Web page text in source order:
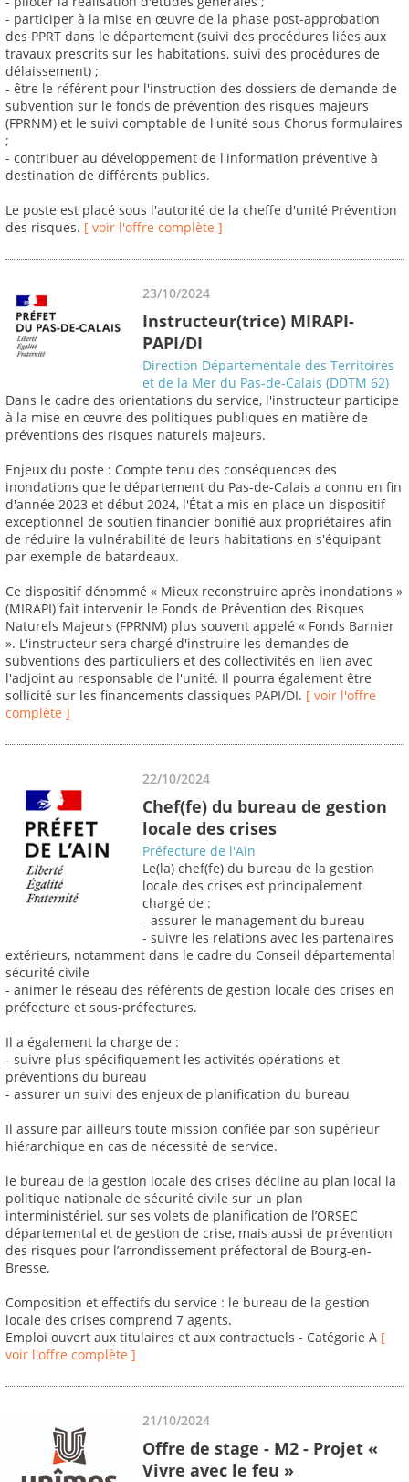
- participer à la mise en œuvre de la phase post-approbation
des PPRT dans le département (suivi des procédures liées aux
travaux prescrits sur les habitations, suivi des procédures de
délaissement) ;
- être le référent pour l'instruction des dossiers de demande de
subvention sur le fonds de prévention des risques majeurs
(FPRNM) et le suivi comptable de l'unité sous Chorus formulaires
;
- contribuer au développement de l'information préventive à
destination de différents publics.
Le poste est placé sous l'autorité de la cheffe d'unité Prévention
des risques. [ voir l'offre complète ]
23/10/2024
Instructeur(trice) MIRAPI-
PAPI/DI
Direction Départementale des Territoires
et de la Mer du Pas-de-Calais (DDTM 62)
Dans le cadre des orientations du service, l'instructeur participe
à la mise en œuvre des politiques publiques en matière de
préventions des risques naturels majeurs.
Enjeux du poste : Compte tenu des conséquences des
inondations que le département du Pas-de-Calais a connu en fin
d'année 2023 et début 2024, l'État a mis en place un dispositif
exceptionnel de soutien financier bonifié aux propriétaires afin
de réduire la vulnérabilité de leurs habitations en s'équipant
par exemple de batardeaux.
Ce dispositif dénommé « Mieux reconstruire après inondations »
(MIRAPI) fait intervenir le Fonds de Prévention des Risques
Naturels Majeurs (FPRNM) plus souvent appelé « Fonds Barnier
». L'instructeur sera chargé d'instruire les demandes de
subventions des particuliers et des collectivités en lien avec
l'adjoint au responsable de l'unité. Il pourra également être
sollicité sur les financements classiques PAPI/DI. [ voir l'offre
complète ]
22/10/2024
Chef(fe) du bureau de gestion
locale des crises
Préfecture de l'Ain
Le(la) chef(fe) du bureau de la gestion
locale des crises est principalement
chargé de :
- assurer le management du bureau
- suivre les relations avec les partenaires
extérieurs, notamment dans le cadre du Conseil départemental
sécurité civile
- animer le réseau des référents de gestion locale des crises en
préfecture et sous-préfectures.
Il a également la charge de :
- suivre plus spécifiquement les activités opérations et
préventions du bureau
- assurer un suivi des enjeux de planification du bureau
Il assure par ailleurs toute mission confiée par son supérieur
hiérarchique en cas de nécessité de service.
le bureau de la gestion locale des crises décline au plan local la
politique nationale de sécurité civile sur un plan
interministériel, sur ses volets de planification de l’ORSEC
départemental et de gestion de crise, mais aussi de prévention
des risques pour l’arrondissement préfectoral de Bourg-en-
Bresse.
Composition et effectifs du service : le bureau de la gestion
locale des crises comprend 7 agents.
Emploi ouvert aux titulaires et aux contractuels - Catégorie A [
voir l'offre complète ]
21/10/2024
Offre de stage - M2 - Projet «
Vivre avec le feu »